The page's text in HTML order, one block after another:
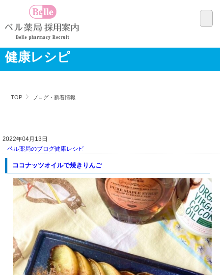
健康レシピ
TOP ブログ・新着情報
2022年04月13日
ベル薬局のブログ健康レシピ
ココナッツオイルで焼きりんご